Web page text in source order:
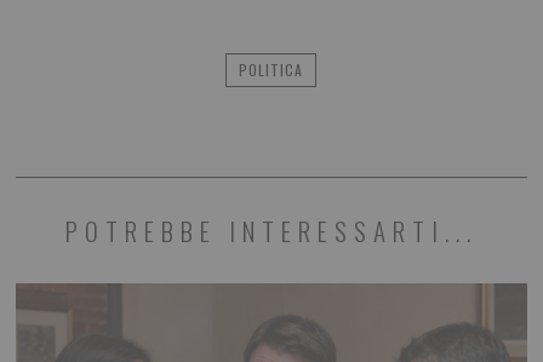
POLITICA
POTREBBE INTERESSARTI...